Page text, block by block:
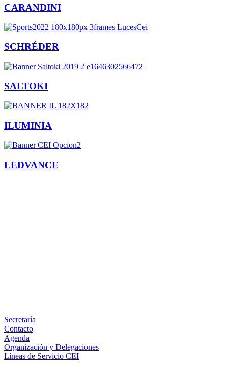
CARANDINI
SCHRÉDER
SALTOKI
ILUMINIA
LEDVANCE
Secretaría
Contacto
Agenda
Organización y Delegaciones
Líneas de Servicio CEI